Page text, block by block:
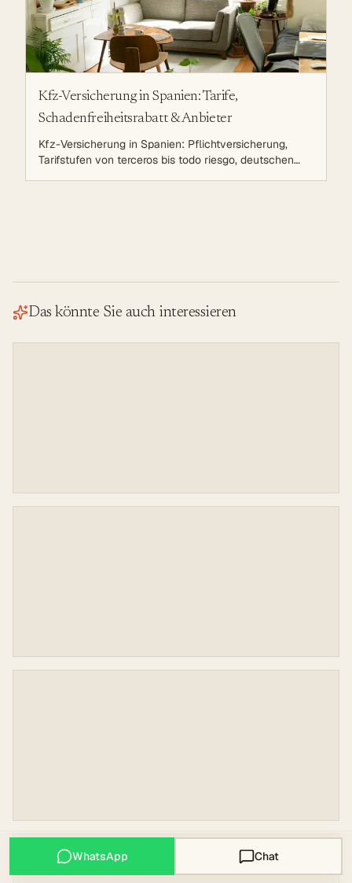
Kfz-Versicherung in Spanien: Tarife,
Schadenfreiheitsrabatt & Anbieter
Kfz-Versicherung in Spanien: Pflichtversicherung,
Tarifstufen von terceros bis todo riesgo, deutschen
Das könnte Sie auch interessieren
WhatsApp Chat